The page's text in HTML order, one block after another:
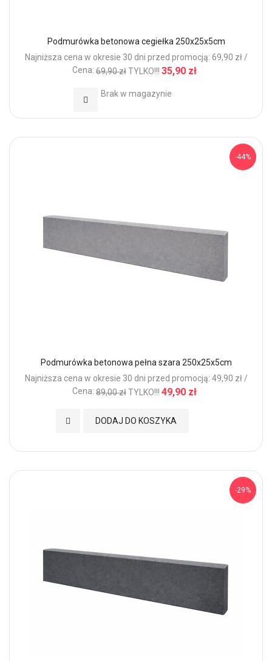
Podmurówka betonowa cegiełka 250x25x5cm
Najniższa cena w okresie 30 dni przed promocją: 69,90 zł /
Cena: 69,90 złTYLKO!!! 35,90 zł
Brak w magazynie
Dodaj do Ulubionych
-44%
Podmurówka betonowa pełna szara 250x25x5cm
Najniższa cena w okresie 30 dni przed promocją: 49,90 zł /
Cena: 89,00 złTYLKO!!! 49,90 zł
DODAJ DO KOSZYKA
Dodaj do Ulubionych
-29%